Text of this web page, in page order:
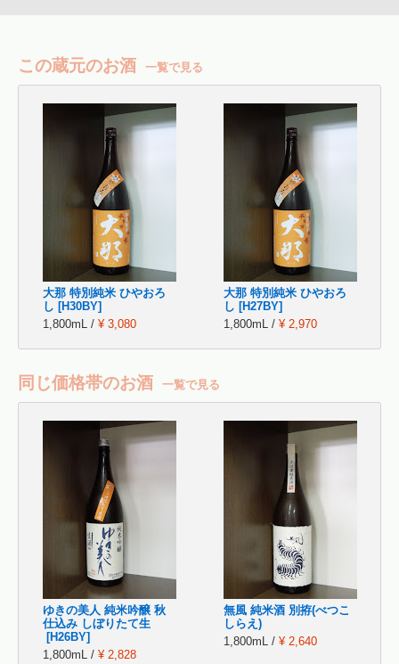
この蔵元のお酒 一覧で見る
大那 特別純米 ひやおろ
し [H30BY]
1,800mL / ¥ 3,080
大那 特別純米 ひやおろ
し [H27BY]
1,800mL / ¥ 2,970
同じ価格帯のお酒 一覧で見る
ゆきの美人 純米吟醸 秋
仕込み しぼりたて生
[H26BY]
1,800mL / ¥ 2,828
無風 純米酒 別拵(べつこ
しらえ)
1,800mL / ¥ 2,640